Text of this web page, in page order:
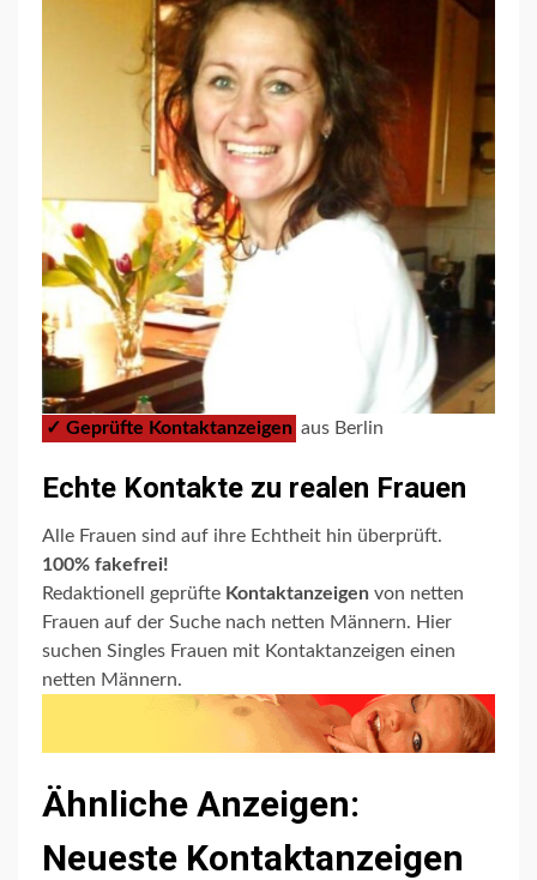
✓ Geprüfte Kontaktanzeigen aus Berlin
Echte Kontakte zu realen Frauen
Alle Frauen sind auf ihre Echtheit hin überprüft.
100% fakefrei!
Redaktionell geprüfte Kontaktanzeigen von netten
Frauen auf der Suche nach netten Männern. Hier
suchen Singles Frauen mit Kontaktanzeigen einen
netten Männern.
Ähnliche Anzeigen:
Neueste Kontaktanzeigen